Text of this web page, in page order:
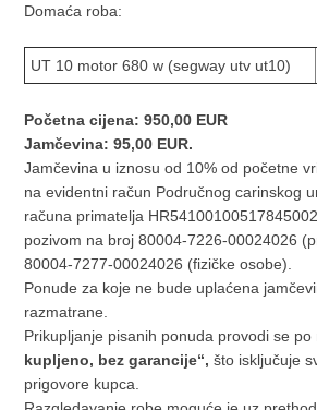
Domaća roba:
UT 10 motor 680 w (segway utv ut10)
Početna cijena: 950,00 EUR
Jamčevina: 95,00 EUR.
Jamčevina u iznosu od 10% od početne
na evidentni račun Područnog carinskog
računa primatelja
pozivom na broj 80004-7226-00024026
80004-7277-00024026 (fizičke osobe).
Ponude za koje ne bude uplaćena
razmatrane.
Prikupljanje pisanih ponuda provodi se po
kupljeno, bez garancije“,što isključuje
prigovore kupca.